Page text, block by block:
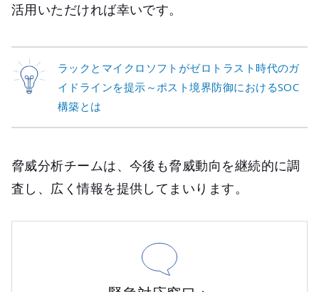
活用いただければ幸いです。
ラックとマイクロソフトがゼロトラスト時代のガ
イドラインを提示～ポスト境界防御におけるSOC
構築とは
脅威分析チームは、今後も脅威動向を継続的に調
査し、広く情報を提供してまいります。